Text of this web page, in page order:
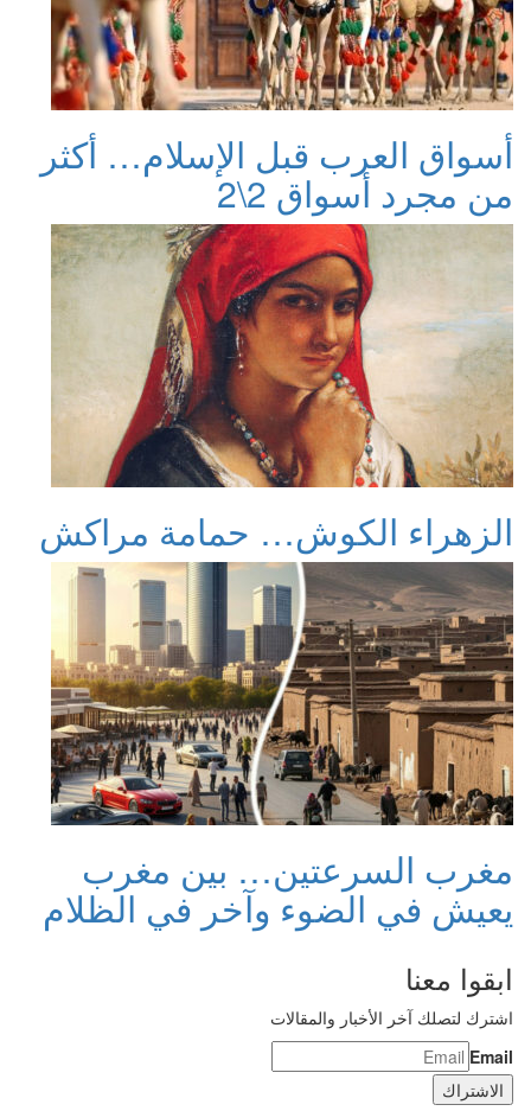
أسواق العرب قبل الإسلام… أكثر
من مجرد أسواق 2\2
الزهراء الكوش… حمامة مراكش
مغرب السرعتين… بين مغرب
يعيش في الضوء وآخر في الظلام
ابقوا معنا
اشترك لتصلك آخر الأخبار والمقالات
Email